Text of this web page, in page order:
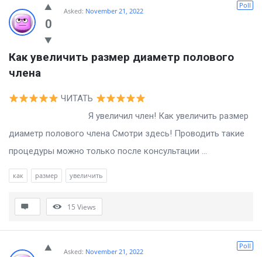
0
Poll
Asked: November 21, 2022
Как увеличить размер диаметр полового
члена
ЧИТАТЬ
Я увеличил член! Как увеличить размер
диаметр полового члена Смотри здесь! Проводить такие
процедуры можно только после консультации ...
как размер увеличить
15 Views
Poll
Asked: November 21, 2022